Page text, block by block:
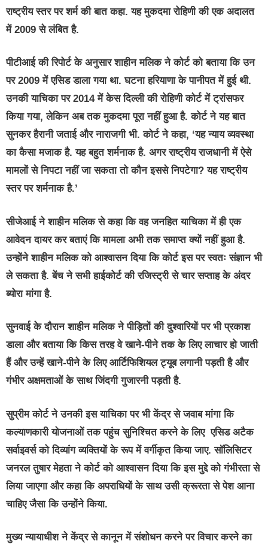
राष्ट्रीय स्तर पर शर्म की बात कहा. यह मुकदमा रोहिणी की एक अदालत
में 2009 से लंबित है.
पीटीआई की रिपोर्ट के अनुसार शाहीन मलिक ने कोर्ट को बताया कि उन
पर 2009 में एसिड डाला गया था. घटना हरियाणा के पानीपत में हुई थी.
उनकी याचिका पर 2014 में केस दिल्ली की रोहिणी कोर्ट में ट्रांसफर
किया गया, लेकिन अब तक मुकदमा पूरा नहीं हुआ है. कोर्ट ने यह बात
सुनकर हैरानी जताई और नाराजगी भी. कोर्ट ने कहा, ‘यह न्याय व्यवस्था
का कैसा मजाक है. यह बहुत शर्मनाक है. अगर राष्ट्रीय राजधानी में ऐसे
मामलों से निपटा नहीं जा सकता तो कौन इससे निपटेगा? यह राष्ट्रीय
स्तर पर शर्मनाक है.’
सीजेआई ने शाहीन मलिक से कहा कि वह जनहित याचिका में ही एक
आवेदन दायर कर बताएं कि मामला अभी तक समाप्त क्यों नहीं हुआ है.
उन्होंने शाहीन मलिक को आश्वासन दिया कि कोर्ट इस पर स्वतः संज्ञान भी
ले सकता है. बेंच ने सभी हाईकोर्ट की रजिस्ट्री से चार सप्ताह के अंदर
ब्योरा मांगा है.
सुनवाई के दौरान शाहीन मलिक ने पीड़ितों की दुश्वारियों पर भी प्रकाश
डाला और बताया कि किस तरह वे खाने-पीने तक के लिए लाचार हो जाती
हैं और उन्हें खाने-पीने के लिए आर्टिफिशियल ट्यूब लगानी पड़ती है और
गंभीर अक्षमताओं के साथ जिंदगी गुजारनी पड़ती है.
सुप्रीम कोर्ट ने उनकी इस याचिका पर भी केंद्र से जवाब मांगा कि
कल्याणकारी योजनाओं तक पहुंच सुनिश्चित करने के लिए एसिड अटैक
सर्वाइवर्स को दिव्यांग व्यक्तियों के रूप में वर्गीकृत किया जाए. सॉलिसिटर
जनरल तुषार मेहता ने कोर्ट को आश्वासन दिया कि इस मुद्दे को गंभीरता से
लिया जाएगा और कहा कि अपराधियों के साथ उसी क्रूरता से पेश आना
चाहिए जैसा कि उन्होंने किया.
मुख्य न्यायाधीश ने केंद्र से कानून में संशोधन करने पर विचार करने का